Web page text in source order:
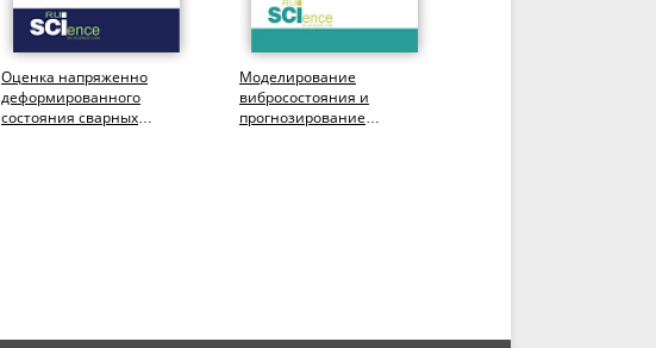
Оценка напряженно
деформированного
состояния сварных
Моделирование
вибросостояния и
прогнозирование